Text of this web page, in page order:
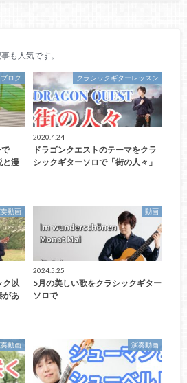
も人気です。
ブログ
と漫
クラシックギターレッスン
2020.4.24
ドラゴンクエストのテーマをクラ
シックギターソロで「街の人々」
動画
ク以
があ
動画
2024.5.25
5月の美しい歌をクラシックギター
ソロで
動画 演奏動画